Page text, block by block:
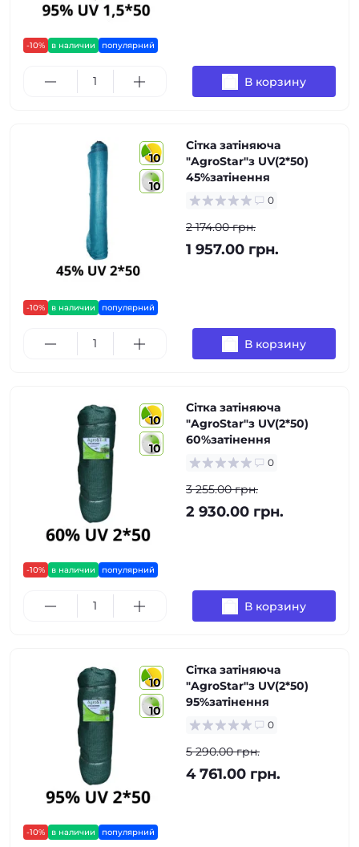
-10% в наличии популярний
В корзину
10
10
-10% в наличии популярний
Сітка затіняюча
"AgroStar"з UV(2*50)
45%затінення
0
2 174.00 грн.
1 957.00 грн.
В корзину
10
10
-10% в наличии популярний
Сітка затіняюча
"AgroStar"з UV(2*50)
60%затінення
0
3 255.00 грн.
2 930.00 грн.
В корзину
10
10
-10% в наличии популярний
Сітка затіняюча
"AgroStar"з UV(2*50)
95%затінення
0
5 290.00 грн.
4 761.00 грн.